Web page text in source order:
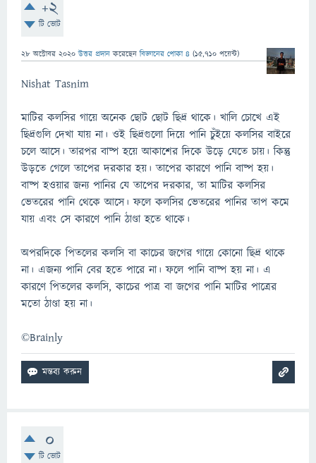
+2
টি ভোট
28 অক্টোবর 2020 উত্তর প্রদান করেছেনবিজ্ঞানের পোকা ৪ (15,710 পয়েন্ট)
Nishat Tasnim
মাটির কলসির গায়ে অনেক ছোট ছোট ছিদ্র থাকে। খালি চোখে এই
ছিদ্রগুলি দেখা যায় না। ওই ছিদ্রগুলো দিয়ে পানি চুঁইয়ে কলসির বাইরে
চলে আসে। তারপর বাষ্প হয়ে আকাশের দিকে উড়ে যেতে চায়। কিন্তু
উড়তে গেলে তাপের দরকার হয়। তাপের কারণে পানি বাষ্প হয়।
বাষ্প হওয়ার জন্য পানির যে তাপের দরকার, তা মাটির কলসির
ভেতরের পানি থেকে আসে। ফলে কলসির ভেতরের পানির তাপ কমে
যায় এবং সে কারণে পানি ঠাণ্ডা হতে থাকে।
অপরদিকে পিতলের কলসি বা কাচের জগের গায়ে কোনো ছিদ্র থাকে
না। এজন্য পানি বের হতে পারে না। ফলে পানি বাষ্প হয় না। এ
কারণে পিতলের কলসি, কাচের পাত্র বা জগের পানি মাটির পাত্রের
মতো ঠাণ্ডা হয় না।
©Brainly
0
টি ভোট